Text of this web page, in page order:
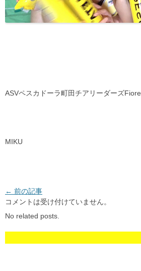
ASVペスカドーラ町田チアリーダーズFiore
MIKU
投稿ナビゲーション
← 前の記事
コメントは受け付けていません。
No related posts.